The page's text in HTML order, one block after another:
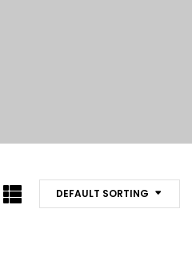
DEFAULT SORTING